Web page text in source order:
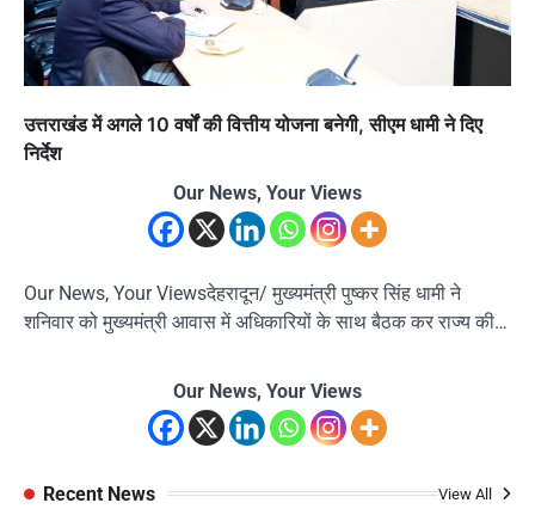
उत्तराखंड में अगले 10 वर्षों की वित्तीय योजना बनेगी, सीएम धामी ने दिए
निर्देश
Our News, Your Views
Our News, Your Viewsदेहरादून/ मुख्यमंत्री पुष्कर सिंह धामी ने
शनिवार को मुख्यमंत्री आवास में अधिकारियों के साथ बैठक कर राज्य की…
Our News, Your Views
Recent News View All